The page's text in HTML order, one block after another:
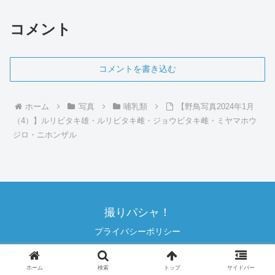
コメント
コメントを書き込む
ホーム 写真 哺乳類
【野鳥写真2024年1月
（4）】ルリビタキ雄・ルリビタキ雌・ジョウビタキ雌・ミヤマホウ
ジロ・ニホンザル
撮りパシャ！
プライバシーポリシー
© 2022 撮りパシャ！.
ホーム 検索 トップ サイドバー